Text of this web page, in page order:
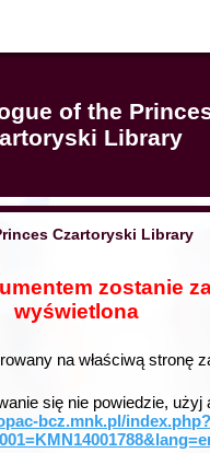
of the
Library
Czartoryski Library
zostanie
wyświetlona
na właściwą stronę
się nie powiedzie, użyj
bcz.mnk.pl/index.php?